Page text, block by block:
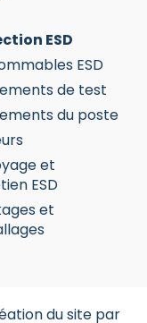
ESD
ESD
de test
du poste
et
ESD
et
du site par